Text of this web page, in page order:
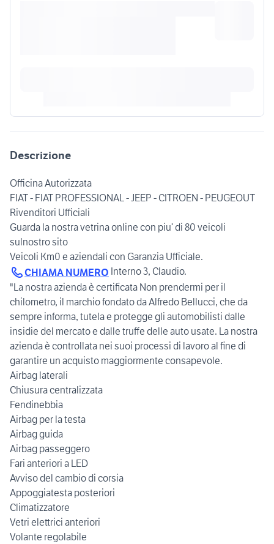
Descrizione
Officina Autorizzata
FIAT - FIAT PROFESSIONAL - JEEP - CITROEN - PEUGEOUT
Rivenditori Ufficiali
Guarda la nostra vetrina online con piu’ di 80 veicoli
sulnostro sito
CHIAMA NUMERO Interno 3, Claudio.
"La nostra azienda è certificata Non prendermi per il
chilometro, il marchio fondato da Alfredo Bellucci, che da
sempre informa, tutela e protegge gli automobilisti dalle
insidie del mercato e dalle truffe delle auto usate. La nostra
azienda è controllata nei suoi processi di lavoro al fine di
garantire un acquisto maggiormente consapevole.
Airbag laterali
Chiusura centralizzata
Fendinebbia
Airbag per la testa
Airbag guida
Airbag passeggero
Fari anteriori a LED
Avviso del cambio di corsia
Appoggiatesta posteriori
Climatizzatore
Vetri elettrici anteriori
Volante regolabile